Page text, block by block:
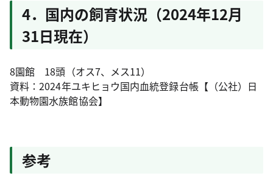
4．国内の飼育状況（2024年12月
31日現在）
8園館 18頭（オス7、メス11）
資料：2024年ユキヒョウ国内血統登録台帳【（公社）日
本動物園水族館協会】
参考